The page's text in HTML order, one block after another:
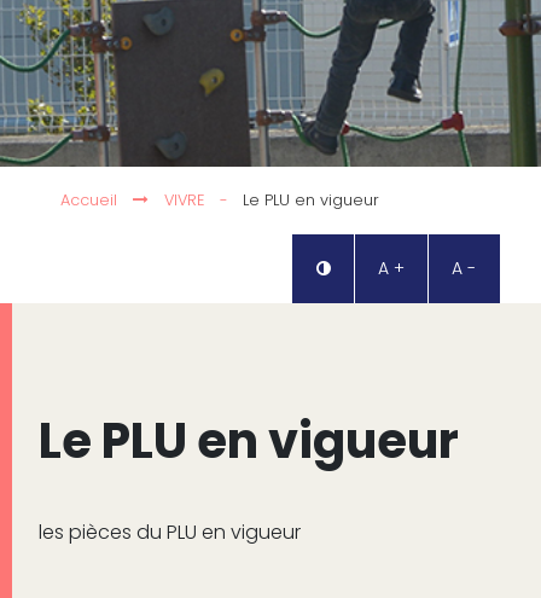
Accueil VIVRE - Le PLU en vigueur
A + A -
Le PLU en vigueur
les pièces du PLU en vigueur